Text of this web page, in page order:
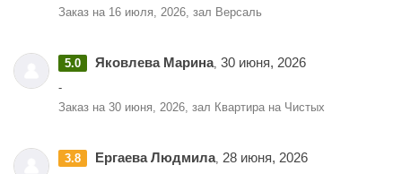
Заказ на 16 июля, 2026, зал Версаль
5.0 Яковлева Марина, 30 июня, 2026
-
Заказ на 30 июня, 2026, зал Квартира на Чистых
3.8 Ергаева Людмила, 28 июня, 2026